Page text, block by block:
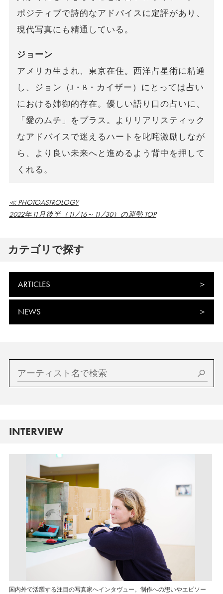
ポジティブで詩的なアドバイスに定評があり、
現代写真にも精通している。
ジョーン
アメリカ生まれ、東京在住。西洋占星術に精通
し、ジョン（J・B・カイザー）にとっては占い
における姉御的存在。優しい語り口の占いに、
「愛のムチ」をプラス。よりリアリスティック
なアドバイスで迷えるハートを叱咤激励しなが
ら、より良い未来へと進めるよう背中を押して
くれる。
≪ PHOTOASTROLOGY
2022年11月後半（11/16～11/30）の運勢 TOP
カテゴリで探す
ARTICLES
NEWS
INTERVIEW
国内外で活躍する注目の写真家へインタヴュー。制作への想いやエピソー